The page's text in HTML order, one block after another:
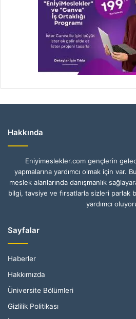
Hakkında
Eniyimeslekler.com gençlerin
yapmalarına yardımcı olmak için var.
meslek alanlarında danışmanlık
bilgi, tavsiye ve fırsatlarla sizleri parlak
yardımcı
Sayfalar
Haberler
Hakkımızda
Üniversite Bölümleri
Gizlilik Politikası